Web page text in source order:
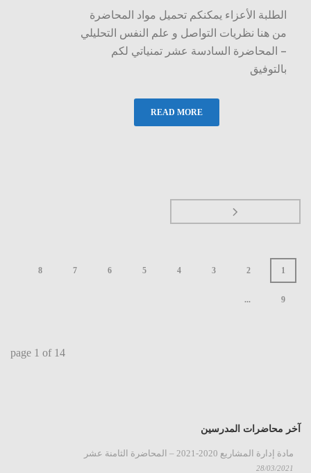
الطلبة الأعزاء يمكنكم تحميل مواد المحاضرة
من هنا نظريات التواصل و علم النفس التحليلي
– المحاضرة السادسة عشر تمنياتي لكم
بالتوفيق
READ MORE
1
2
3
4
5
6
7
8
9
...
page 1 of 14
آخر محاضرات المدرسين
مادة إدارة المشاريع 2020-2021 – المحاضرة الثامنة عشر
28/03/2021